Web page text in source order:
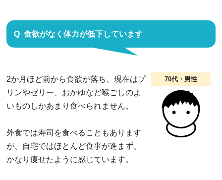
食欲がなく体力が低下しています
70代・男性
2か月ほど前から食欲が落ち、現在はプ
リンやゼリー、おかゆなど喉ごしのよ
いものしかあまり食べられません。
外食では寿司を食べることもあります
が、自宅ではほとんど食事が進まず、
かなり痩せたように感じています。